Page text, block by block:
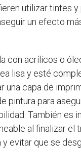
utilizar tintes
un efecto
con acrílicos o
lisa y esté
una capa de
pintura para
También es
al finalizar el
evitar que se